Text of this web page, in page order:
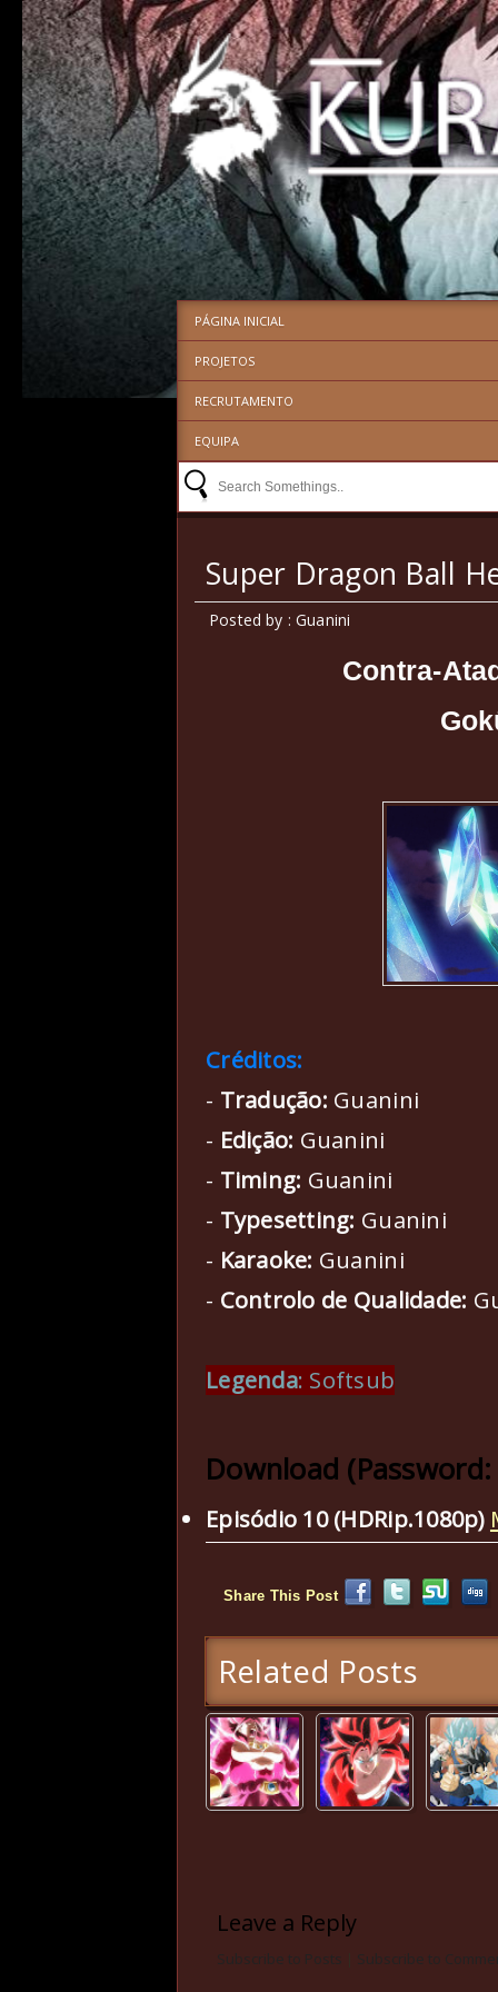
PÁGINA INICIAL
PROJETOS
RECRUTAMENTO
EQUIPA
Super Dragon Ball
Posted by : Guanini
Contra-
Gok
Créditos:
- Tradução: Guanini
- Edição: Guanini
- Timing: Guanini
- Typesetting: Guanini
- Karaoke: Guanini
- Controlo de Qualidade:
Legenda: Softsub
Download
Episódio 10 (HDRip.1080p)
Share This Post
Related Posts
Leave a Reply
Subscribe to Posts Subscribe to